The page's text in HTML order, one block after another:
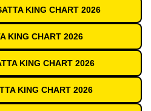
KING CHART 2026
KING CHART 2026
KING CHART 2026
KING CHART 2026